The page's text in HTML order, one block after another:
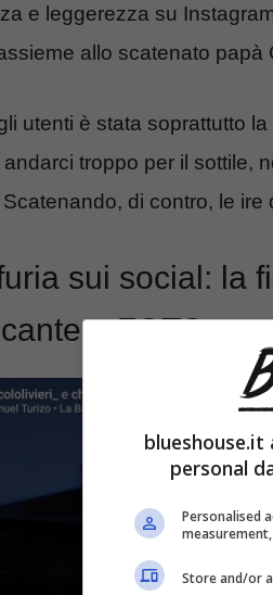
e leggerezza su
allo scatenato papà
utenti è stata soprattutto la
troppo per il sottile,
di contro, le ire
sui social: la
– FOTO
personal
Personalised
Store and/or